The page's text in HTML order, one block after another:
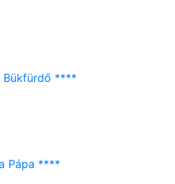
****
Pápa ****